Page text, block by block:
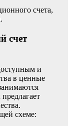
счета,
счет
и
в ценные
схеме: